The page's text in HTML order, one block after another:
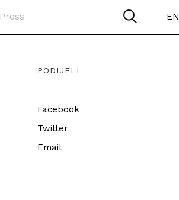
Press EN
PODIJELI
Facebook
Twitter
Email